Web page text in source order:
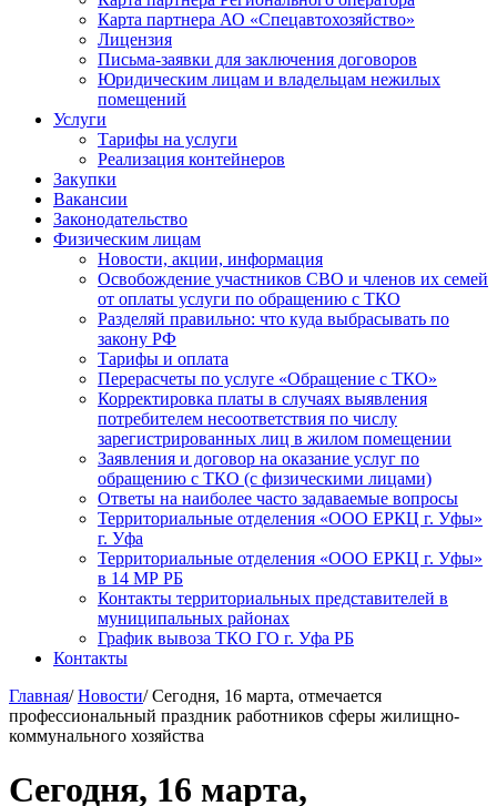
Карта партнера АО «Спецавтохозяйство»
Лицензия
Письма-заявки для заключения договоров
Юридическим лицам и владельцам нежилых
помещений
Услуги
Тарифы на услуги
Реализация контейнеров
Закупки
Вакансии
Законодательство
Физическим лицам
Новости, акции, информация
Освобождение участников СВО и членов их семей
от оплаты услуги по обращению с ТКО
Разделяй правильно: что куда выбрасывать по
закону РФ
Тарифы и оплата
Перерасчеты по услуге «Обращение с ТКО»
Корректировка платы в случаях выявления
потребителем несоответствия по числу
зарегистрированных лиц в жилом помещении
Заявления и договор на оказание услуг по
обращению с ТКО (с физическими лицами)
Ответы на наиболее часто задаваемые вопросы
Территориальные отделения «ООО ЕРКЦ г. Уфы»
г. Уфа
Территориальные отделения «ООО ЕРКЦ г. Уфы»
в 14 МР РБ
Контакты территориальных представителей в
муниципальных районах
График вывоза ТКО ГО г. Уфа РБ
Контакты
Главная/ Новости/ Сегодня, 16 марта, отмечается
профессиональный праздник работников сферы жилищно-
коммунального хозяйства
Сегодня, 16 марта,